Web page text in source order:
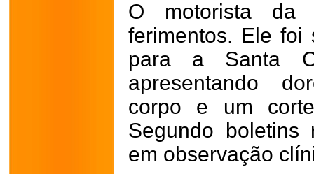
O motorista da
ferimentos. Ele foi
para a Santa
apresentando
corpo e um
Segundo boletins
em observação